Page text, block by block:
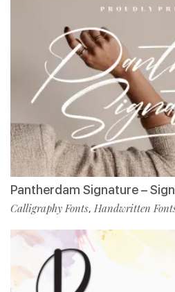
Pantherdam Signature –
Calligraphy Fonts, Handwritten